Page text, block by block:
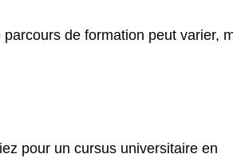
de formation peut varier,
pour un cursus universitaire en